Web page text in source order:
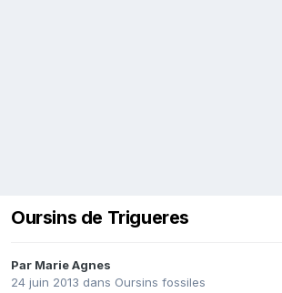
Oursins de Trigueres
Par Marie Agnes
24 juin 2013 dans Oursins fossiles